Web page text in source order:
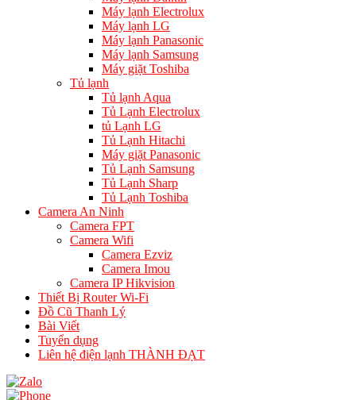
Máy lạnh Electrolux
Máy lạnh LG
Máy lạnh Panasonic
Máy lạnh Samsung
Máy giặt Toshiba
Tủ lạnh
Tủ lạnh Aqua
Tủ Lạnh Electrolux
tủ Lạnh LG
Tủ Lạnh Hitachi
Máy giặt Panasonic
Tủ Lạnh Samsung
Tủ Lạnh Sharp
Tủ Lạnh Toshiba
Camera An Ninh
Camera FPT
Camera Wifi
Camera Ezviz
Camera Imou
Camera IP Hikvision
Thiết Bị Router Wi-Fi
Đồ Cũ Thanh Lý
Bài Viết
Tuyển dụng
Liên hệ điện lạnh THÀNH ĐẠT